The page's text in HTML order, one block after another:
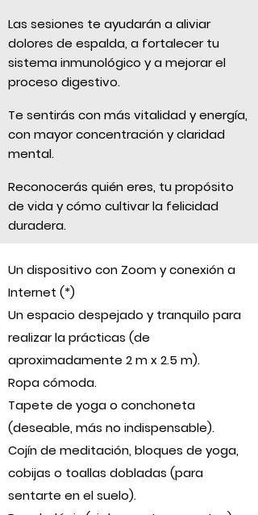
Las sesiones te ayudarán a aliviar
dolores de espalda, a fortalecer tu
sistema inmunológico y a mejorar el
proceso digestivo.
Te sentirás con más vitalidad y energía,
con mayor concentración y claridad
mental.
Reconocerás quién eres, tu propósito
de vida y cómo cultivar la felicidad
duradera.
Un dispositivo con Zoom y conexión a
Internet (*)
Un espacio despejado y tranquilo para
realizar la prácticas (de
aproximadamente 2 m x 2.5 m).
Ropa cómoda.
Tapete de yoga o conchoneta
(deseable, más no indispensable).
Cojín de meditación, bloques de yoga,
cobijas o toallas dobladas (para
sentarte en el suelo).